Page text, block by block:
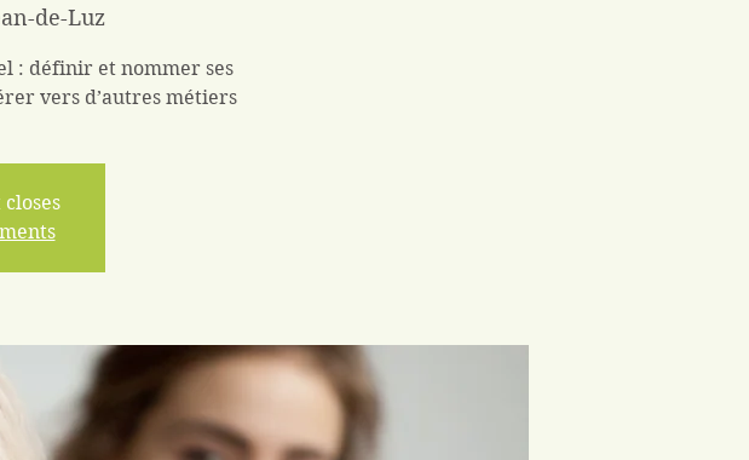
de-Luz
: définir et nommer ses
vers d’autres métiers